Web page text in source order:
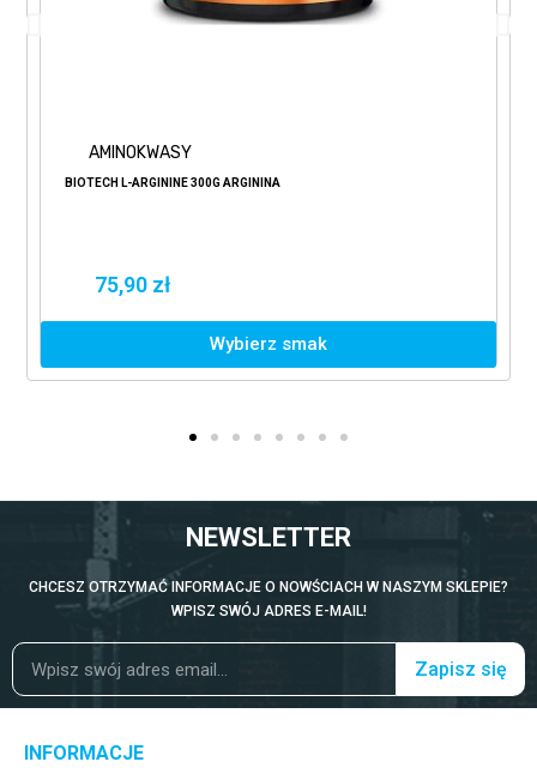
AMINOKWASY
BIOTECH L-ARGININE 300G ARGININA
75,90 zł
Wybierz smak
NEWSLETTER
CHCESZ OTRZYMAĆ INFORMACJE O NOWŚCIACH W NASZYM SKLEPIE?
WPISZ SWÓJ ADRES E-MAIL!
Zapisz się
INFORMACJE